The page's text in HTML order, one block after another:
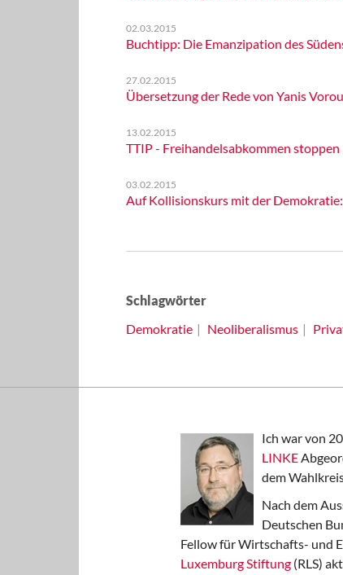
02.03.2015
Buchtipp: Die Emanzipation des
27.02.2015
Übersetzung der Rede von Yanis
13.02.2015
TTIP - Freihandelsabkommen stoppen
03.02.2015
Auf Kollisionskurs mit der
Schlagwörter
Demokratie
Neoliberalismus
Ich war von
LINKE
dem
Nach dem
Deutschen
Fellow für Wirtschafts- und
Luxemburg Stiftung (RLS)